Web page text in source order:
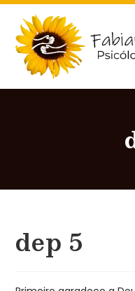
dep 5